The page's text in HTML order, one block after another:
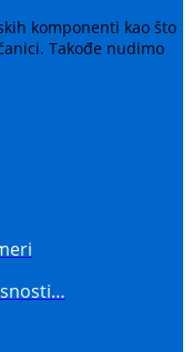
komponenti kao što
Takođe nudimo